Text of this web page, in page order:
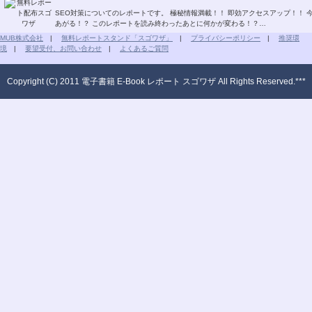
SEO対策についてのレポートです。 極秘情報満載！！ 即効アクセスアップ！！ 今すぐSEO対策！！ グーグルページランクもどんどん
あがる！？ このレポートを読み終わったあとに何かが変わる！？…
MUB株式会社 | 無料レポートスタンド「スゴワザ」 | プライバシーポリシー | 推奨環
境 | 要望受付、お問い合わせ | よくあるご質問
Copyright (C) 2011 電子書籍 E-Book レポート スゴワザ All Rights Reserved.***